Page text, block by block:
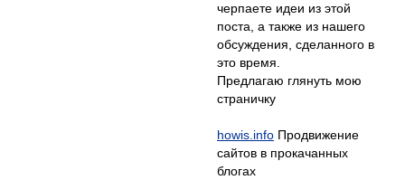
черпаете идеи из этой
поста, а также из нашего
обсуждения, сделанного в
это время.
Предлагаю глянуть мою
страничку
howis.info Продвижение
сайтов в прокачанных